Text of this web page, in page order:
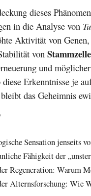
dieses
in die Analyse von
Aktivität von
von
und
Erkenntnisse je
das Geheimnis
Sensation jenseits
Fähigkeit der
Regeneration: Warum
Alternsforschung: Wie